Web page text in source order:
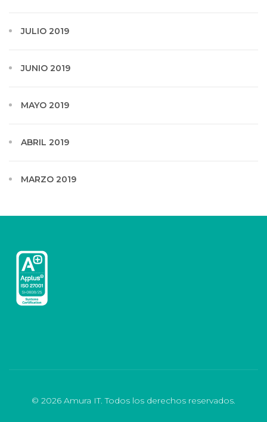
JULIO 2019
JUNIO 2019
MAYO 2019
ABRIL 2019
MARZO 2019
© 2026 Amura IT. Todos los derechos reservados.